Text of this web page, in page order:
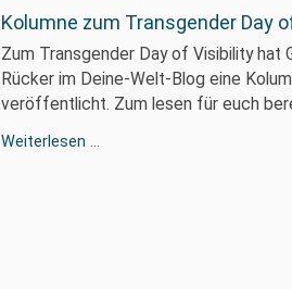
Kolumne zum Transgender Day
Zum Transgender Day of Visibility hat
Rücker im Deine-Welt-Blog eine
veröffentlicht. Zum lesen für euch
Weiterlesen …